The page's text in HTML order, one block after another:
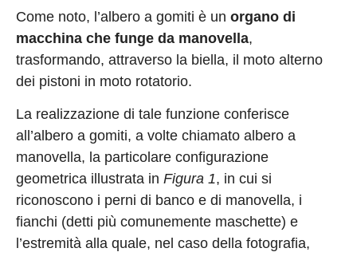
Come noto, l’albero a gomiti è un organo di
macchina che funge da manovella,
trasformando, attraverso la biella, il moto alterno
dei pistoni in moto rotatorio.
La realizzazione di tale funzione conferisce
all’albero a gomiti, a volte chiamato albero a
manovella, la particolare configurazione
geometrica illustrata in Figura 1, in cui si
riconoscono i perni di banco e di manovella, i
fianchi (detti più comunemente maschette) e
l’estremità alla quale, nel caso della fotografia,